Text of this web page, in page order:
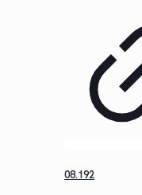
08.192